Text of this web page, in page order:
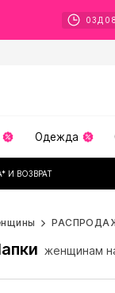
03 Д 08
Одежда
И ВОЗВРАТ
женщинам